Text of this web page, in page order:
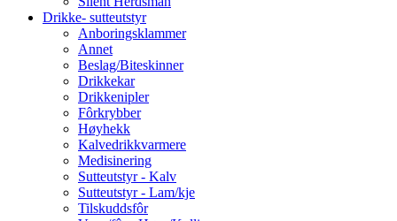
Drikke- sutteutstyr
Anboringsklammer
Annet
Beslag/Biteskinner
Drikkekar
Drikkenipler
Fôrkrybber
Høyhekk
Kalvedrikkvarmere
Medisinering
Sutteutstyr - Kalv
Sutteutstyr - Lam/kje
Tilskuddsfôr